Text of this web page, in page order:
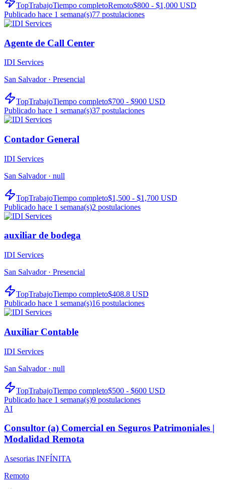
TopTrabajoTiempo completoRemoto$800 - $1,000 USD
Publicado hace 1 semana(s)77 postulaciones
Agente de Call Center
IDI Services
San Salvador · Presencial
TopTrabajoTiempo completo$700 - $900 USD
Publicado hace 1 semana(s)37 postulaciones
Contador General
IDI Services
San Salvador · null
TopTrabajoTiempo completo$1,500 - $1,700 USD
Publicado hace 1 semana(s)2 postulaciones
auxiliar de bodega
IDI Services
San Salvador · Presencial
TopTrabajoTiempo completo$408.8 USD
Publicado hace 1 semana(s)16 postulaciones
Auxiliar Contable
IDI Services
San Salvador · null
TopTrabajoTiempo completo$500 - $600 USD
Publicado hace 1 semana(s)9 postulaciones
AI
Consultor (a) Comercial en Seguros Patrimoniales |
Modalidad Remota
Asesorias INFÍNITA
Remoto